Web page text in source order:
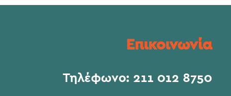
Επικοινωνία
Τηλέφωνο: 211 012 8750